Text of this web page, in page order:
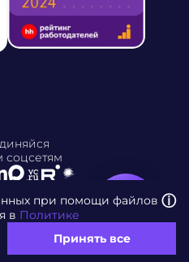
соцсетям
Карта сайта
cookie
при помощи файлов
в Политике
ⓘ
Принять все